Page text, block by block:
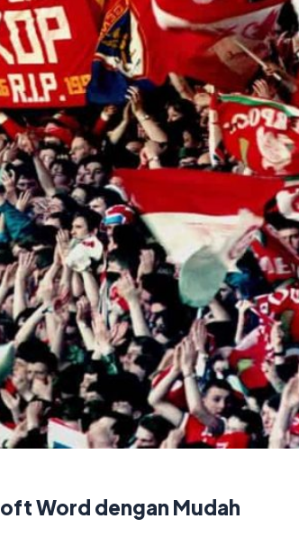
Word dengan Mudah